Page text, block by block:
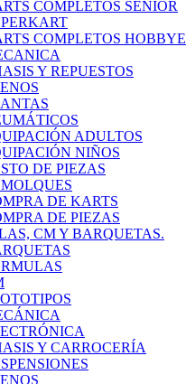
COMPLETOS SENIOR
COMPLETOS HOBBYE
Y REPUESTOS
ADULTOS
NIÑOS
DE PIEZAS
DE KARTS
DE PIEZAS
CM Y BARQUETAS.
Y CARROCERÍA